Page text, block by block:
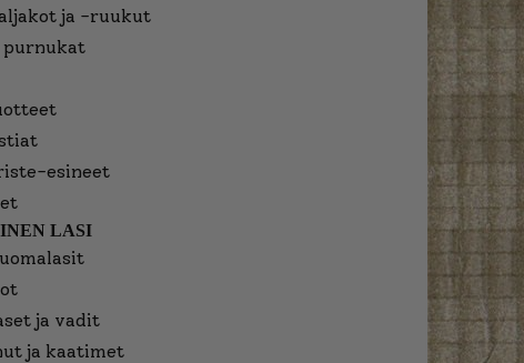
ja -ruukut
purnukat
esineet
LASI
ja vadit
ja kaatimet